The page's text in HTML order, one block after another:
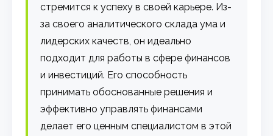
стремится к успеху в своей карьере. Из-
за своего аналитического склада ума и
лидерских качеств, он идеально
подходит для работы в сфере финансов
и инвестиций. Его способность
принимать обоснованные решения и
эффективно управлять финансами
делает его ценным специалистом в этой